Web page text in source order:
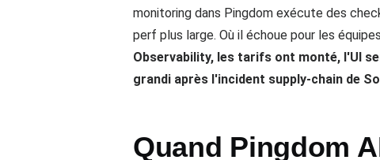
monitoring dans Pingdom exécute des
perf plus large. Où il échoue pour les
Observability, les tarifs ont monté, l'UI
grandi après l'incident supply-chain de
Quand Pingdom